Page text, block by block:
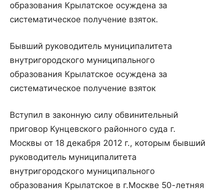
образования Крылатское осуждена за
систематическое получение взяток.
Бывший руководитель муниципалитета
внутригородского муниципального
образования Крылатское осуждена за
систематическое получение взяток
Вступил в законную силу обвинительный
приговор Кунцевского районного суда г.
Москвы от 18 декабря 2012 г., которым бывший
руководитель муниципалитета
внутригородского муниципального
образования Крылатское в г.Москве 50-летняя